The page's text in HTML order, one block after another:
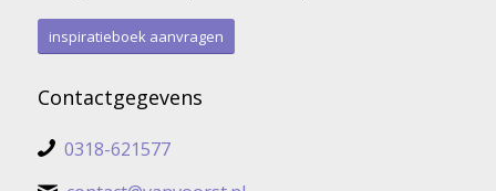
inspiratieboek aanvragen
Contactgegevens
0318-621577